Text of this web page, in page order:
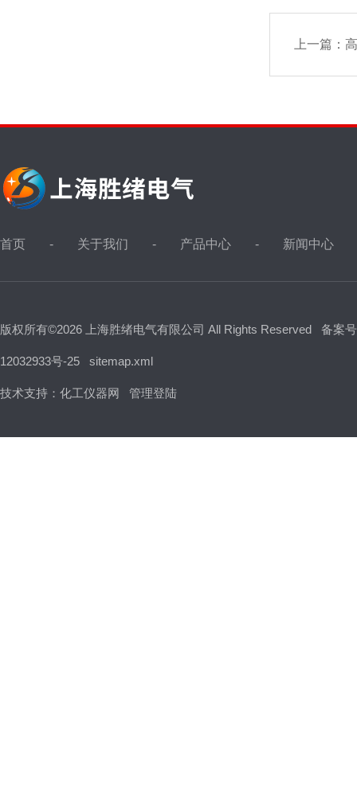
上一篇：
首页 关于我们 产品中心 新闻中心
版权所有©2026 上海胜绪电气有限公司 All Rights Reserved 备案
12032933号-25 sitemap.xml
技术支持： 化工仪器网 管理登陆